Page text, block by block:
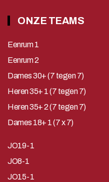
ONZE TEAMS
Eenrum 1
Eenrum 2
Dames 30+ (7 tegen 7)
Heren 35+ 1 (7 tegen 7)
Heren 35+ 2 (7 tegen 7)
Dames 18+ 1 (7 x 7)
JO19-1
JO8-1
JO15-1